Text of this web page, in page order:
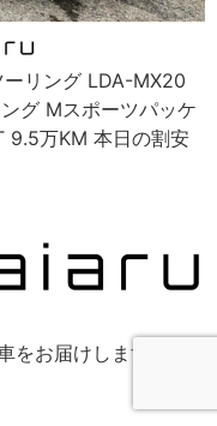
リング LDA-MX20
グ Mスポーツパッケ
9.5万KM 本日の割安
をお届けします！